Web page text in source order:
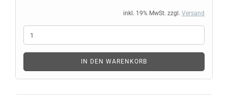
inkl. 19% MwSt. zzgl. Versand
IN DEN WARENKORB